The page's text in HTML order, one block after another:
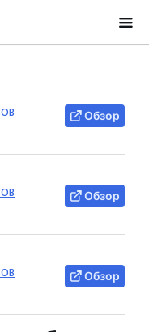
Обзор
Обзор
Обзор